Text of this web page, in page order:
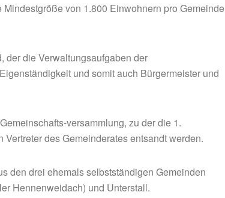
von 1.800 Einwohnern pro Gemeinde
der die Verwaltungsaufgaben der
und somit auch Bürgermeister und
versammlung, zu der die 1.
des Gemeinderates entsandt werden.
den drei ehemals selbstständigen Gemeinden
Hennenweidach) und Unterstall.